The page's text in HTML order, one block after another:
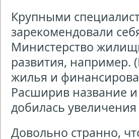
Крупными
зарекомендовали
Министерство
развития, например.
жилья и
Расширив название и
добилась
Довольно странно,